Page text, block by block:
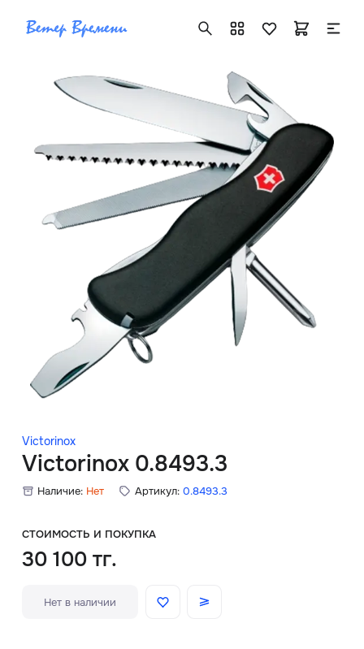
Victorinox
Victorinox 0.8493.3
Наличие: Нет Артикул: 0.8493.3
СТОИМОСТЬ И ПОКУПКА
30 100 тг.
Нет в наличии
+7 ( 705 ) 181-42-50
info@vetervremeni.kz
Авторизация
Мужские часы
Женские часы
Главная
О нас